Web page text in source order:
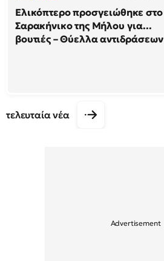
Ελικόπτερο προσγειώθηκε στο
Σαρακήνικο της Μήλου για...
βουτιές – Θύελλα αντιδράσεων
τελευταία νέα